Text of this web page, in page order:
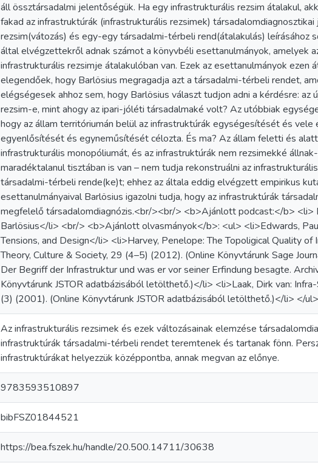
áll össztársadalmi jelentőségük. Ha egy infrastrukturális rezsim átalakul,
fakad az infrastruktúrák (infrastrukturális rezsimek)
rezsim(vátozás) és egy-egy társadalmi-térbeli rend(átalakulás) leírásához
által elvégzettekről adnak számot a könyvbéli esettanulmányok, amelyek
infrastrukturális rezsimje átalakulóban van. Ezek az esettanulmányok ezen
elegendőek, hogy Barlösius megragadja azt a társadalmi-térbeli rendet,
elégségesek ahhoz sem, hogy Barlösius választ tudjon adni a kérdésre:
rezsim-e, mint ahogy az ipari-jóléti társadalmaké volt? Az utóbbiak
hogy az állam territóriumán belül az infrastruktúrák egységesítését és
egyenlősítését és egyneműsítését célozta. És ma? Az állam feletti és
infrastrukturális monopóliumát, és az infrastruktúrák nem rezsimekké
maradéktalanul tisztában is van – nem tudja rekonstruálni az
társadalmi-térbeli rende(ke)t; ehhez az általa eddig elvégzett empirikus
esettanulmányaival Barlösius igazolni tudja, hogy az infrastruktúrák
megfelelő társadalomdiagnózis.<br/><br/> <b>Ajánlott podcast:</b>
Barlösius</li> <br/> <b>Ajánlott olvasmányok</b>: <ul> <li>Edwards,
Tensions, and Design</li> <li>Harvey, Penelope: The Topoligical Quality
Theory, Culture & Society, 29 (4–5) (2012). (Online Könyvtárunk Sage
Der Begriff der Infrastruktur und was er vor seiner Erfindung besagte.
Könyvtárunk JSTOR adatbázisából letölthető.)</li> <li>Laak, Dirk van:
(3) (2001). (Online Könyvtárunk JSTOR adatbázisából letölthető.)</li> </
Az infrastrukturális rezsimek és ezek változásainak elemzése
infrastruktúrák társadalmi-térbeli rendet teremtenek és tartanak fönn.
infrastruktúrákat helyezzük középpontba, annak megvan az előnye.
9783593510897
bibFSZ01844521
https://bea.fszek.hu/handle/20.500.14711/30638